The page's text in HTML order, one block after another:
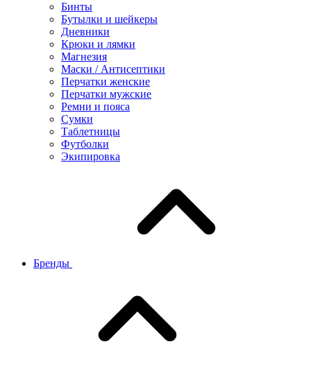
Бинты
Бутылки и шейкеры
Дневники
Крюки и лямки
Магнезия
Маски / Антисептики
Перчатки женские
Перчатки мужские
Ремни и пояса
Сумки
Таблетницы
Футболки
Экипировка
Бренды